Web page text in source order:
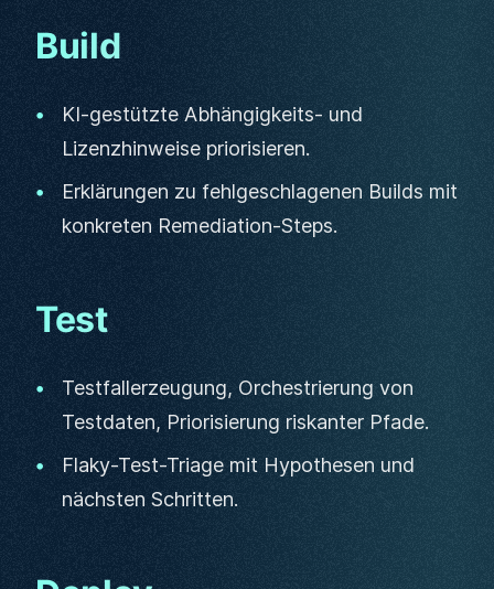
Build
KI-gestützte Abhängigkeits- und
Lizenzhinweise priorisieren.
Erklärungen zu fehlgeschlagenen Builds mit
konkreten Remediation-Steps.
Test
Testfallerzeugung, Orchestrierung von
Testdaten, Priorisierung riskanter Pfade.
Flaky-Test-Triage mit Hypothesen und
nächsten Schritten.